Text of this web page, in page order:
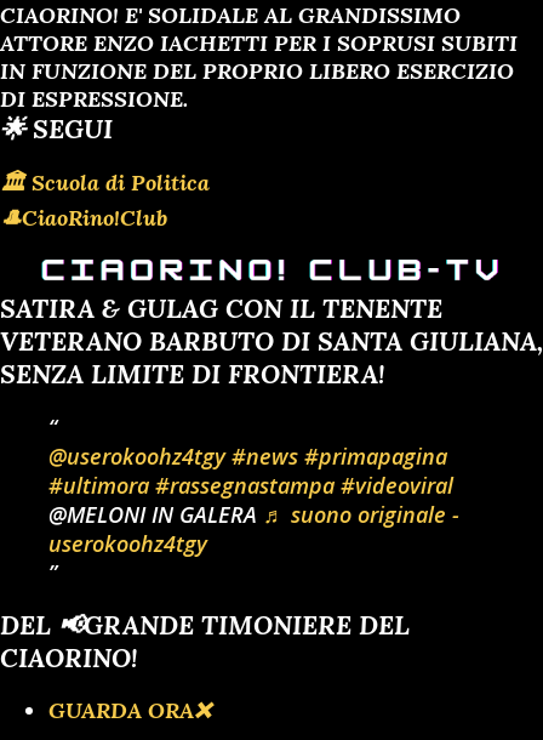
CIAORINO! E' SOLIDALE AL GRANDISSIMO
ATTORE ENZO IACHETTI PER I SOPRUSI SUBITI
IN FUNZIONE DEL PROPRIO LIBERO ESERCIZIO
DI ESPRESSIONE.
🌟 SEGUI
🏛 Scuola di Politica
🎩CiaoRino!Club
SATIRA & GULAG CON IL TENENTE
VETERANO BARBUTO DI SANTA GIULIANA,
SENZA LIMITE DI FRONTIERA!
@userokoohz4tgy #news #primapagina
#ultimora #rassegnastampa #videoviral
@MELONI IN GALERA ♬ suono originale -
userokoohz4tgy
DEL 📢GRANDE TIMONIERE DEL
CIAORINO!
GUARDA ORA❌️